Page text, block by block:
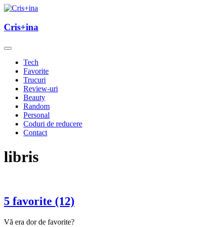
Skip
content
Cris+ina
Cris+ina
Tech
Favorite
Trucuri
Review-uri
Beauty
Random
Personal
Coduri de reducere
Contact
libris
5 favorite (12)
Vă era dor de favorite?